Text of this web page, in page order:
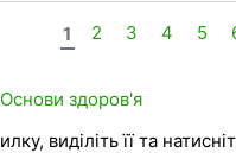
1 2 3 4 5
Основи здоров'я
виділіть її та